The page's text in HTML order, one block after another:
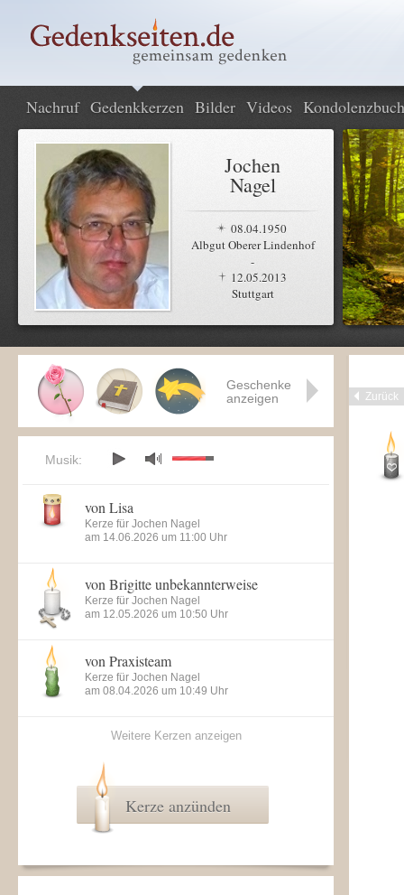
Nachruf Gedenkkerzen Bilder Videos Kondolenzbuch
Jochen
Nagel
08.04.1950
Albgut Oberer Lindenhof
-
12.05.2013
Stuttgart
Zurück
Geschenke
anzeigen
Musik:
von Lisa
Kerze für Jochen Nagel
am 14.06.2026 um 11:00 Uhr
von Brigitte unbekannterweise
Kerze für Jochen Nagel
am 12.05.2026 um 10:50 Uhr
von Praxisteam
Kerze für Jochen Nagel
am 08.04.2026 um 10:49 Uhr
Weitere Kerzen anzeigen
Kerze anzünden